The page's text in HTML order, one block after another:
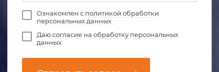
Ознакомлен с политикой обработки
персональных данных
Даюсогласие на обработку персональных
данных